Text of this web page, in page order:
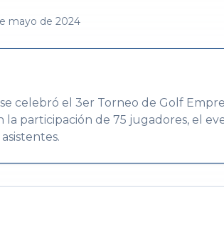
mayo de 2024
se celebró el 3er Torneo de Golf
la participación de 75 jugadores, el